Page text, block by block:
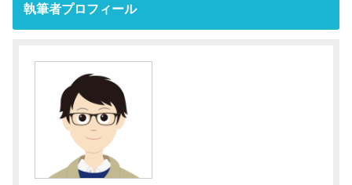
執筆者プロフィール